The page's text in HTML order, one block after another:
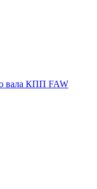
вала КПП FAW